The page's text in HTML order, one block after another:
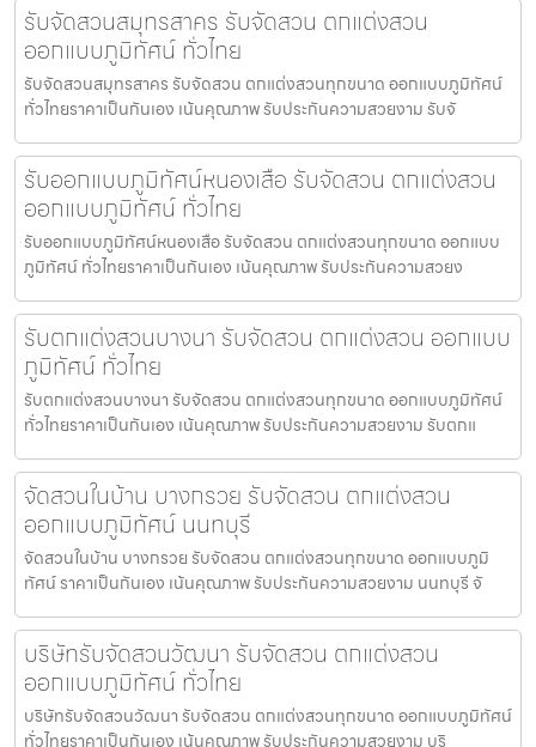
รับจัดสวนสมุทรสาคร รับจัดสวน ตกแต่งสวน
ออกแบบภูมิทัศน์ ทั่วไทย
รับจัดสวนสมุทรสาคร รับจัดสวน ตกแต่งสวนทุกขนาด ออกแบบภูมิทัศน์
ทั่วไทยราคาเป็นกันเอง เน้นคุณภาพ รับประกันความสวยงาม รับจั
รับออกแบบภูมิทัศน์หนองเสือ รับจัดสวน ตกแต่งสวน
ออกแบบภูมิทัศน์ ทั่วไทย
รับออกแบบภูมิทัศน์หนองเสือ รับจัดสวน ตกแต่งสวนทุกขนาด ออกแบบ
ภูมิทัศน์ ทั่วไทยราคาเป็นกันเอง เน้นคุณภาพ รับประกันความสวยง
รับตกแต่งสวนบางนา รับจัดสวน ตกแต่งสวน ออกแบบ
ภูมิทัศน์ ทั่วไทย
รับตกแต่งสวนบางนา รับจัดสวน ตกแต่งสวนทุกขนาด ออกแบบภูมิทัศน์
ทั่วไทยราคาเป็นกันเอง เน้นคุณภาพ รับประกันความสวยงาม รับตกแ
จัดสวนในบ้าน บางกรวย รับจัดสวน ตกแต่งสวน
ออกแบบภูมิทัศน์ นนทบุรี
จัดสวนในบ้าน บางกรวย รับจัดสวน ตกแต่งสวนทุกขนาด ออกแบบภูมิ
ทัศน์ ราคาเป็นกันเอง เน้นคุณภาพ รับประกันความสวยงาม นนทบุรี จั
บริษัทรับจัดสวนวัฒนา รับจัดสวน ตกแต่งสวน
ออกแบบภูมิทัศน์ ทั่วไทย
บริษัทรับจัดสวนวัฒนา รับจัดสวน ตกแต่งสวนทุกขนาด ออกแบบภูมิทัศน์
ทั่วไทยราคาเป็นกันเอง เน้นคุณภาพ รับประกันความสวยงาม บริ